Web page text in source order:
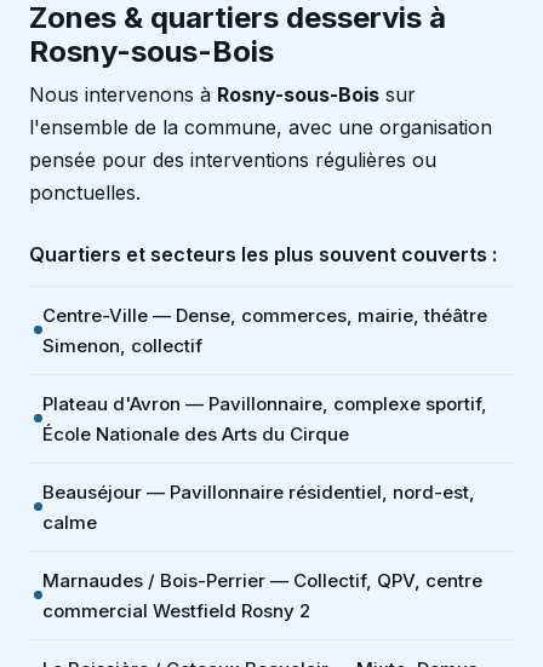
Zones & quartiers desservis à
Rosny-sous-Bois
Nous intervenons à Rosny-sous-Bois sur
l'ensemble de la commune, avec une organisation
pensée pour des interventions régulières ou
ponctuelles.
Quartiers et secteurs les plus souvent couverts :
Centre-Ville — Dense, commerces, mairie, théâtre
Simenon, collectif
Plateau d'Avron — Pavillonnaire, complexe sportif,
École Nationale des Arts du Cirque
Beauséjour — Pavillonnaire résidentiel, nord-est,
calme
Marnaudes / Bois-Perrier — Collectif, QPV, centre
commercial Westfield Rosny 2